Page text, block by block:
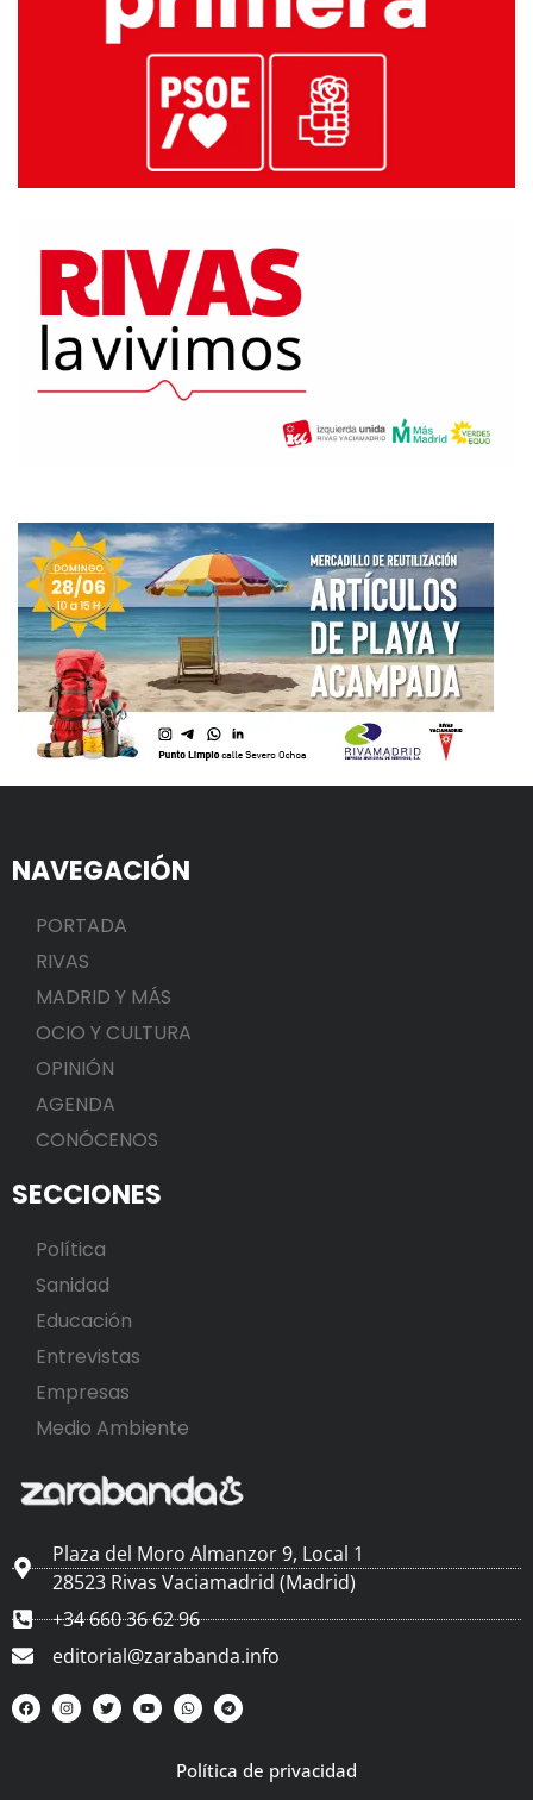
NAVEGACIÓN
PORTADA
RIVAS
MADRID Y MÁS
OCIO Y CULTURA
OPINIÓN
AGENDA
CONÓCENOS
SECCIONES
Política
Sanidad
Educación
Entrevistas
Empresas
Medio Ambiente
Plaza del Moro Almanzor 9, Local 1
28523 Rivas Vaciamadrid (Madrid)
+34 660 36 62 96
editorial@zarabanda.info
Política de privacidad